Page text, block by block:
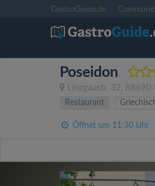
GastroGuide.de
Poseidon
Linzgaustr. 32, 88690
Restaurant
Öffnet um 11:30 Uhr